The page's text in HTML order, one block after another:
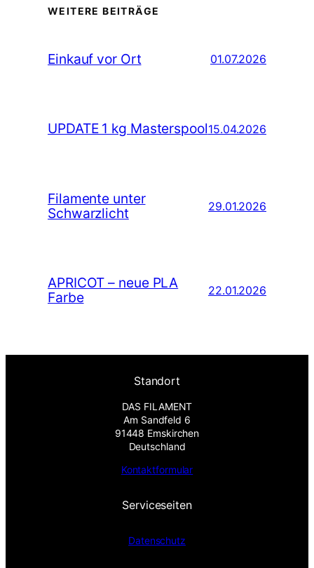
WEITERE BEITRÄGE
Einkauf vor Ort 01.07.2026
UPDATE 1 kg Masterspool15.04.2026
Filamente unter
Schwarzlicht
29.01.2026
APRICOT – neue PLA
Farbe
22.01.2026
Standort
DAS FILAMENT
Am Sandfeld 6
91448 Emskirchen
Deutschland
Kontaktformular
Serviceseiten
Datenschutz